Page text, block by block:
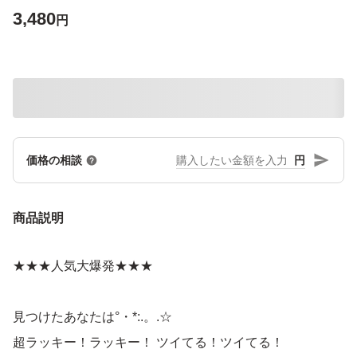
3,480円
価格の相談 円
商品説明
★★★人気大爆発★★★
見つけたあなたは°・*:.。.☆
超ラッキー！ラッキー！ ツイてる！ツイてる！